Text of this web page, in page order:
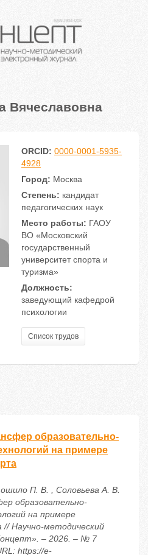
Вячеславовна
ORCID: 0000-0001-5935-
4928
Город: Москва
Степень: кандидат
педагогических наук
Место работы: ГАОУ
ВО «Московский
государственный
университет спорта и
туризма»
Должность:
заведующий кафедрой
психологии
Список трудов
образовательно-
на примере
П. В. , Соловьева А. В.
образовательно-
на примере
// Научно-методический
– 2026. – № 7
https://e-